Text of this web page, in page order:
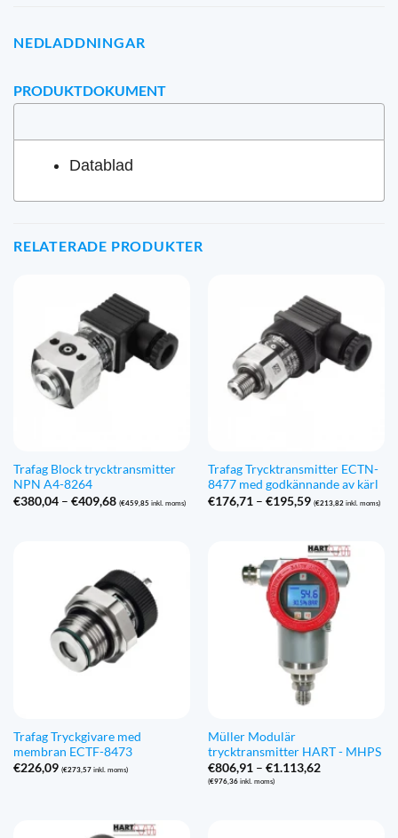
NEDLADDNINGAR
PRODUKTDOKUMENT
Datablad
RELATERADE PRODUKTER
Trafag Block trycktransmitter
NPN A4-8264
€380,04 – €409,68Prisintervall:
€380,04
(€459,85 inkl. moms)
Trafag Trycktransmitter ECTN-
8477 med godkännande av kärl
€176,71 – €195,59Prisintervall:
€176,71
(€213,82inkl. moms)
Trafag Tryckgivare med
membran ECTF-8473
€226,09 (€273,57inkl. moms)
Müller Modulär
trycktransmitter HART - MHPS
€806,91 – €1.113,62Prisintervall:
(€976,36inkl. moms)